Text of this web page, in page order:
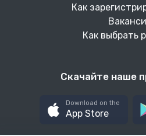
Как
Как выбрать
Скачайте наше
Download on the
App Store